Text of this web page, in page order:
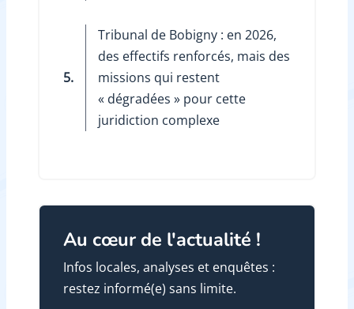
5.
Tribunal de Bobigny : en 2026,
des effectifs renforcés, mais des
missions qui restent
« dégradées » pour cette
juridiction complexe
Au cœur de l'actualité !
Infos locales, analyses et enquêtes :
restez informé(e) sans limite.